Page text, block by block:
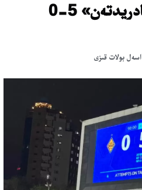
«قايرات» «رەال-مادريدتەن» 5-0
اسەل بولات قىزى